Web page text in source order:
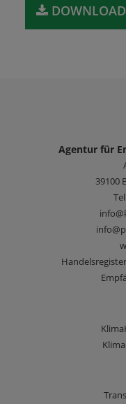
Agentur für
39100